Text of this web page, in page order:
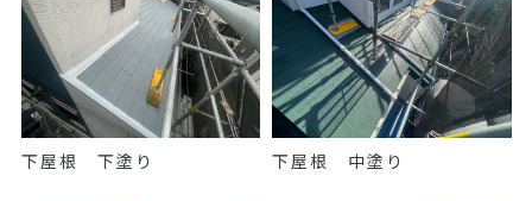
下屋根 下塗り 下屋根 中塗り